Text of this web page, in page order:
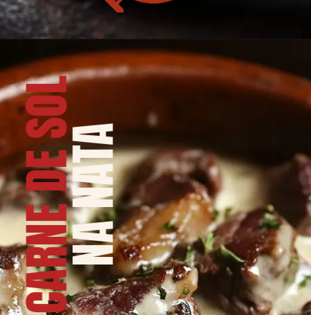
CARNE DE SOLNA NATA